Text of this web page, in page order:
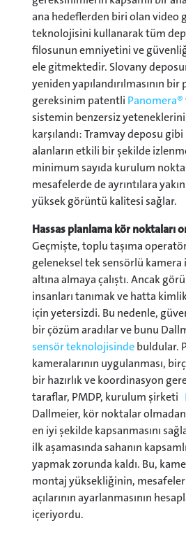
ana hedeflerden biri olan video
teknolojisini kullanarak tüm
filosunun emniyetini ve
ele gitmektedir. Slovany
yeniden yapılandırılmasının bir
gereksinim patentli Panomera®
sistemin benzersiz
karşılandı: Tramvay deposu
alanların etkili bir şekilde
minimum sayıda kurulum
mesafelerde de ayrıntılara
yüksek görüntü kalitesi sağlar.
Hassas planlama kör noktaları
Geçmişte, toplu taşıma
geleneksel tek sensörlü
altına almaya çalıştı. Ancak
insanları tanımak ve hatta
için yetersizdi. Bu nedenle,
bir çözüm aradılar ve bunu
sensör teknolojisindebuldular.
kameralarının uygulanması,
bir hazırlık ve koordinasyon
taraflar, PMDP, kurulum şirketi
Dallmeier, kör noktalar olmadan
en iyi şekilde kapsanmasını
ilk aşamasında sahanın
yapmak zorunda kaldı. Bu,
montaj yüksekliğinin,
açılarının ayarlanmasının
içeriyordu.